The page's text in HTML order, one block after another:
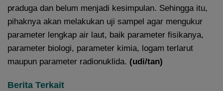
praduga dan belum menjadi kesimpulan. Sehingga itu,
pihaknya akan melakukan uji sampel agar mengukur
parameter lengkap air laut, baik parameter fisikanya,
parameter biologi, parameter kimia, logam terlarut
maupun parameter radionuklida. (udi/tan)
Berita Terkait